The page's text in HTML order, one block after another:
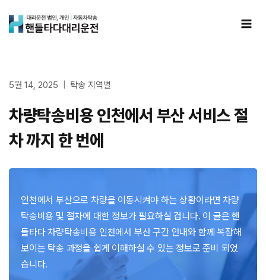
5월 14, 2025 탁송 지역별
차량탁송비용 인천에서 부산 서비스 절
차 까지 한 번에
인천에서 부산으로 차량을 이동시켜야 하는 상황이라면 차량
탁송비용 및 절차에 대한 정보가 필요하실 겁니다. 이 글은 핸
들타다 차량탁송비용 인천에서 부산 구간 안내와 함께 복잡해
보이는 탁송 과정을 쉽게 이해하실 수 있는 정보로 준비 되었
습니다.